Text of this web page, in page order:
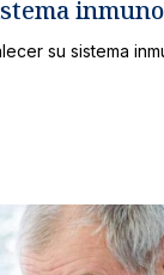
su sistema